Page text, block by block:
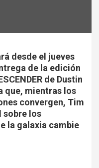
desde el jueves
de la edición
de Dustin
que, mientras los
convergen, Tim
sobre los
la galaxia cambie